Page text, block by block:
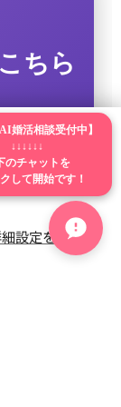
ちら
や不
大丈
Webnodeは
験を提供しま
設定を開く
AI婚活相談受付中】
↓↓↓↓↓↓
のチャットを
して開始です！